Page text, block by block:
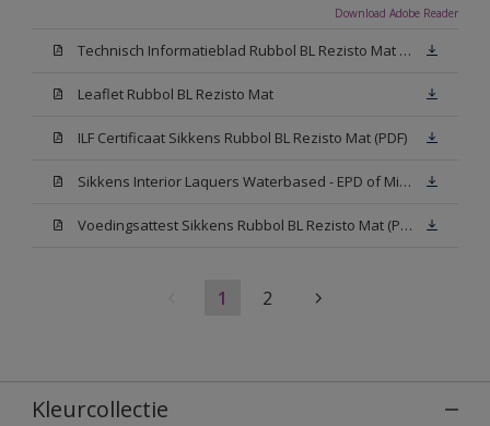
Download Adobe Reader
Technisch Informatieblad Rubbol BL Rezisto Mat (PDF)
Leaflet Rubbol BL Rezisto Mat
ILF Certificaat Sikkens Rubbol BL Rezisto Mat (PDF)
Sikkens Interior Laquers Waterbased - EPD of Milieuproductverklaring
Voedingsattest Sikkens Rubbol BL Rezisto Mat (PDF)
1 2
Kleurcollectie